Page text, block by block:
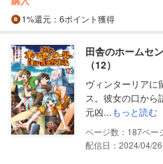
1%還元 ：6ポイント獲得
田舎のホームセ
（12）
ヴィンターリアに
ス。彼女の口から
元凶...もっと読む
187
配信日：2024/04/26